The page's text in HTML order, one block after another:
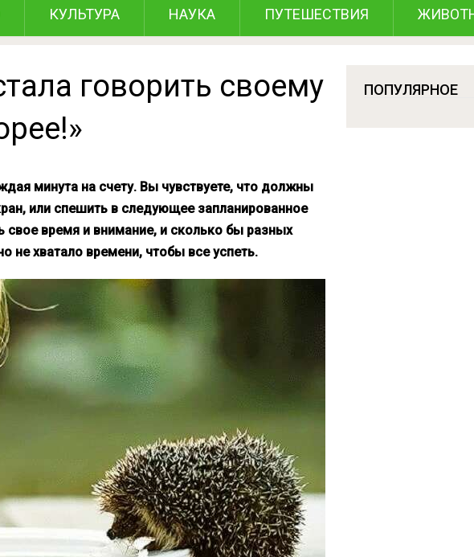
КУЛЬТУРА НАУКА ПУТЕШЕСТВИЯ
говорить своему
минута на счету. Вы чувствуете, что должны
или спешить в следующее запланированное
свое время и внимание, и сколько бы разных
не хватало времени, чтобы все успеть.
ПОПУЛЯРНОЕ